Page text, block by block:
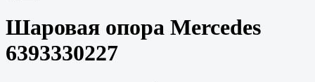
Шаровая опора Mercedes
6393330227